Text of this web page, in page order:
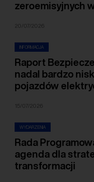
zeroemisyjnych
20/07/2026
INFORMACJA
Raport
nadal bardzo
pojazdów
15/07/2026
WYDARZENIA
Rada
agenda dla
transformacji